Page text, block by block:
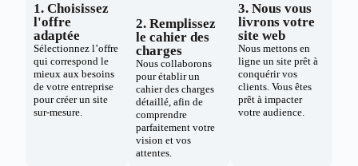
1. Choisissez
l'offre
adaptée
Sélectionnez l’offre
qui correspond le
mieux aux besoins
de votre entreprise
pour créer un site
sur-mesure.
2. Remplissez
le cahier des
charges
Nous collaborons
pour établir un
cahier des charges
détaillé, afin de
comprendre
parfaitement votre
vision et vos
attentes.
3. Nous vous
livrons votre
site web
Nous mettons en
ligne un site prêt à
conquérir vos
clients. Vous êtes
prêt à impacter
votre audience.